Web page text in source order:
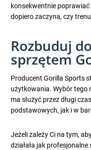
konsekwentnie
dopiero zaczyna, czy
Rozbuduj
sprzętem
Producent Gorilla Sports
użytkowania. Wybór tego
ma służyć przez długi
podstawowych, jak i w
Jeżeli zależy Ci na tym,
działała jak